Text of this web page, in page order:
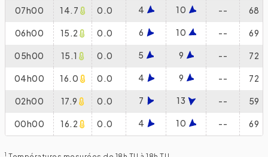
07h00 14.7 0.0 4 10 -- 68
06h00 15.2 0.0 6 10 -- 69
05h00 15.1 0.0 5 9 -- 72
04h00 16.0 0.0 4 9 -- 72
02h00 17.9 0.0 7 13 -- 59
00h00 16.2 0.0 4 10 -- 69
1